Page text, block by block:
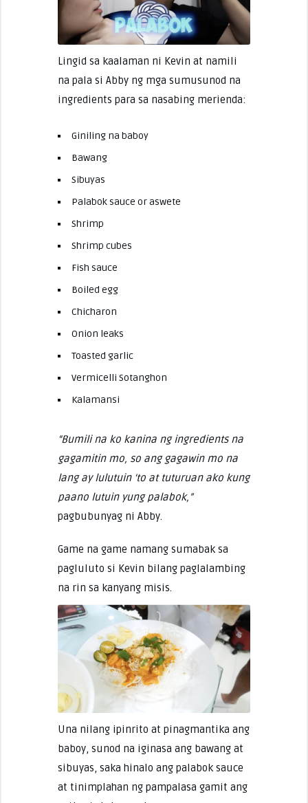
Lingid sa kaalaman ni Kevin at namili
na pala si Abby ng mga sumusunod na
ingredients para sa nasabing merienda:
Giniling na baboy
Bawang
Sibuyas
Palabok sauce or aswete
Shrimp
Shrimp cubes
Fish sauce
Boiled egg
Chicharon
Onion leaks
Toasted garlic
Vermicelli Sotanghon
Kalamansi
“Bumili na ko kanina ng ingredients na
gagamitin mo, so ang gagawin mo na
lang ay lulutuin ‘to at tuturuan ako kung
paano lutuin yung palabok,”
pagbubunyag ni Abby.
Game na game namang sumabak sa
pagluluto si Kevin bilang paglalambing
na rin sa kanyang misis.
Una nilang ipinrito at pinagmantika ang
baboy, sunod na iginasa ang bawang at
sibuyas, saka hinalo ang palabok sauce
at tinimplahan ng pampalasa gamit ang